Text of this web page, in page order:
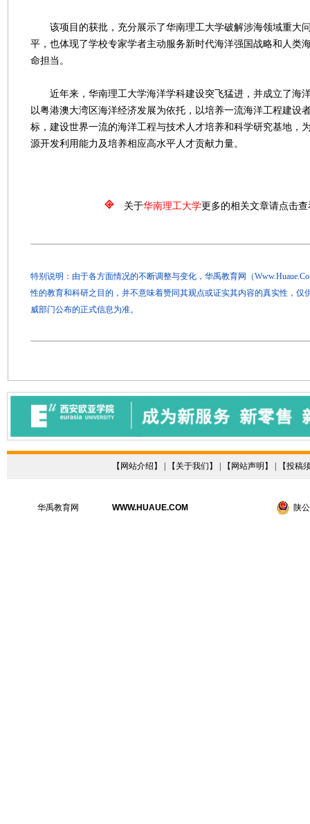
该项目的获批，充分展示了华南理工大学破解涉海领域重大
平，也体现了学校专家学者主动服务新时代海洋强国战略和人类
命担当。
近年来，华南理工大学海洋学科建设突飞猛进，并成立了海
以粤港澳大湾区海洋经济发展为依托，以培养一流海洋工程建设
标，建设世界一流的海洋工程与技术人才培养和科学研究基地，
源开发利用能力及培养相应高水平人才贡献力量。
关于华南理工大学更多的相关文章请点击查
特别说明：由于各方面情况的不断调整与变化，华禹教育网（
性的教育和科研之目的，并不意味着赞同其观点或证实其内容的真实性，仅
威部门公布的正式信息为准。
【 网站介绍 】 | 【 关于我们 】 | 【 网站声明 】 | 【投稿
华禹教育网 WWW.HUAUE.COM 陕